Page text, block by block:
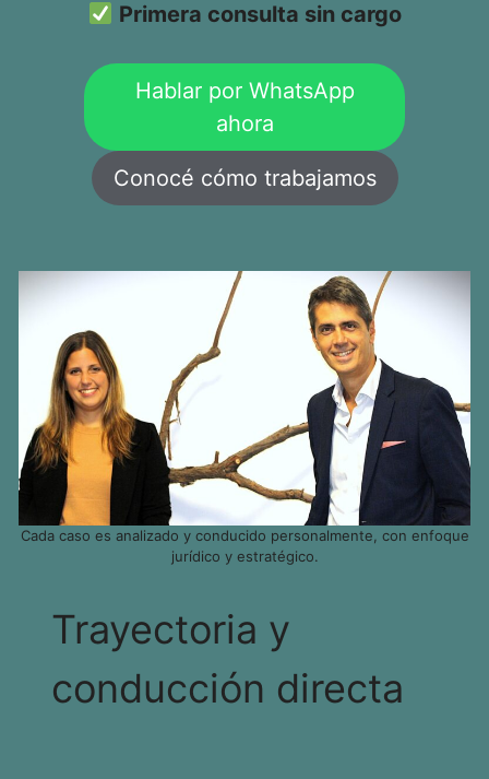
Primera consulta sin cargo
Hablar por WhatsApp
ahora
Conocé cómo trabajamos
Cada caso es analizado y conducido personalmente, con enfoque
jurídico y estratégico.
Trayectoria y
conducción directa